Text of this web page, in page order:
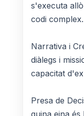
s'executa
codi complex.
Narrativa i
diàlegs i
capacitat
Presa de